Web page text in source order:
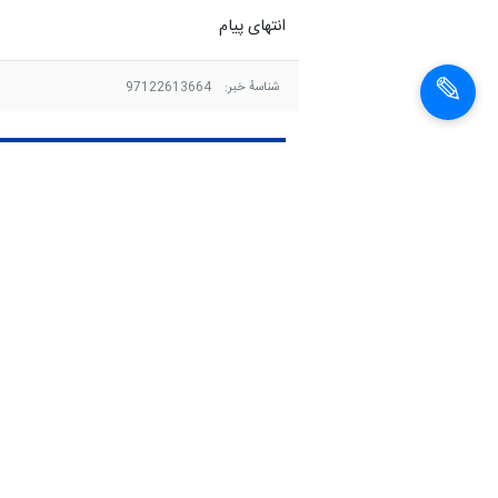
انتهای پیام
شناسهٔ خبر: 97122613664